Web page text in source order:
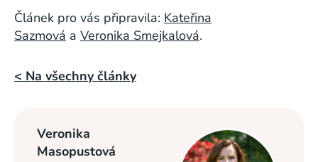
Článek pro vás připravila: Kateřina
Sazmová a Veronika Smejkalová.
< Na všechny články
Veronika
Masopustová